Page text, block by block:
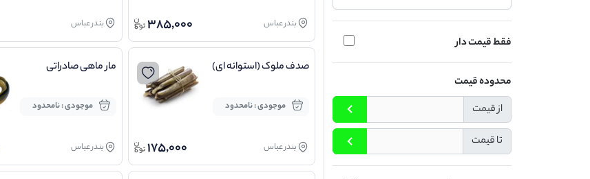
فقط قیمت دار
محدوده قیمت
از قیمت
تا قیمت
بندر عباس 385,000 بندر عباس
صدف ملوک (استوانه ای)
موجودی : نامحدود
بندر عباس 175,000
مار ماهی صادراتی
موجودی : نامحدود
بندر عباس